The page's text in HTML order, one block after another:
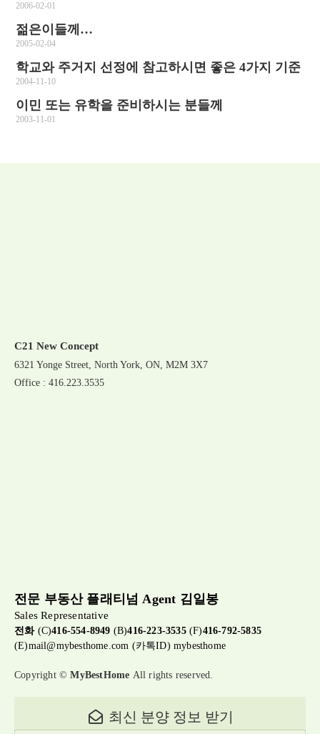
2006-02-01
젊은이들께…
2005-02-04
학교와 주거지 선정에 참고하시면 좋은 4가지 기준
2004-11-10
이민 또는 유학을 준비하시는 분들께
2003-11-01
C21 New Concept
6321 Yonge Street, North York, ON, M2M 3X7
Office : 416.223.3535
전문 부동산 플래티넘 Agent 김일봉
Sales Representative
전화(C)416-554-8949 (B)416-223-3535(F)416-792-5835
(E)mail@mybesthome.com (카톡ID) mybesthome
Copyright ©MyBestHome All rights reserved.
최신 분양 정보 받기